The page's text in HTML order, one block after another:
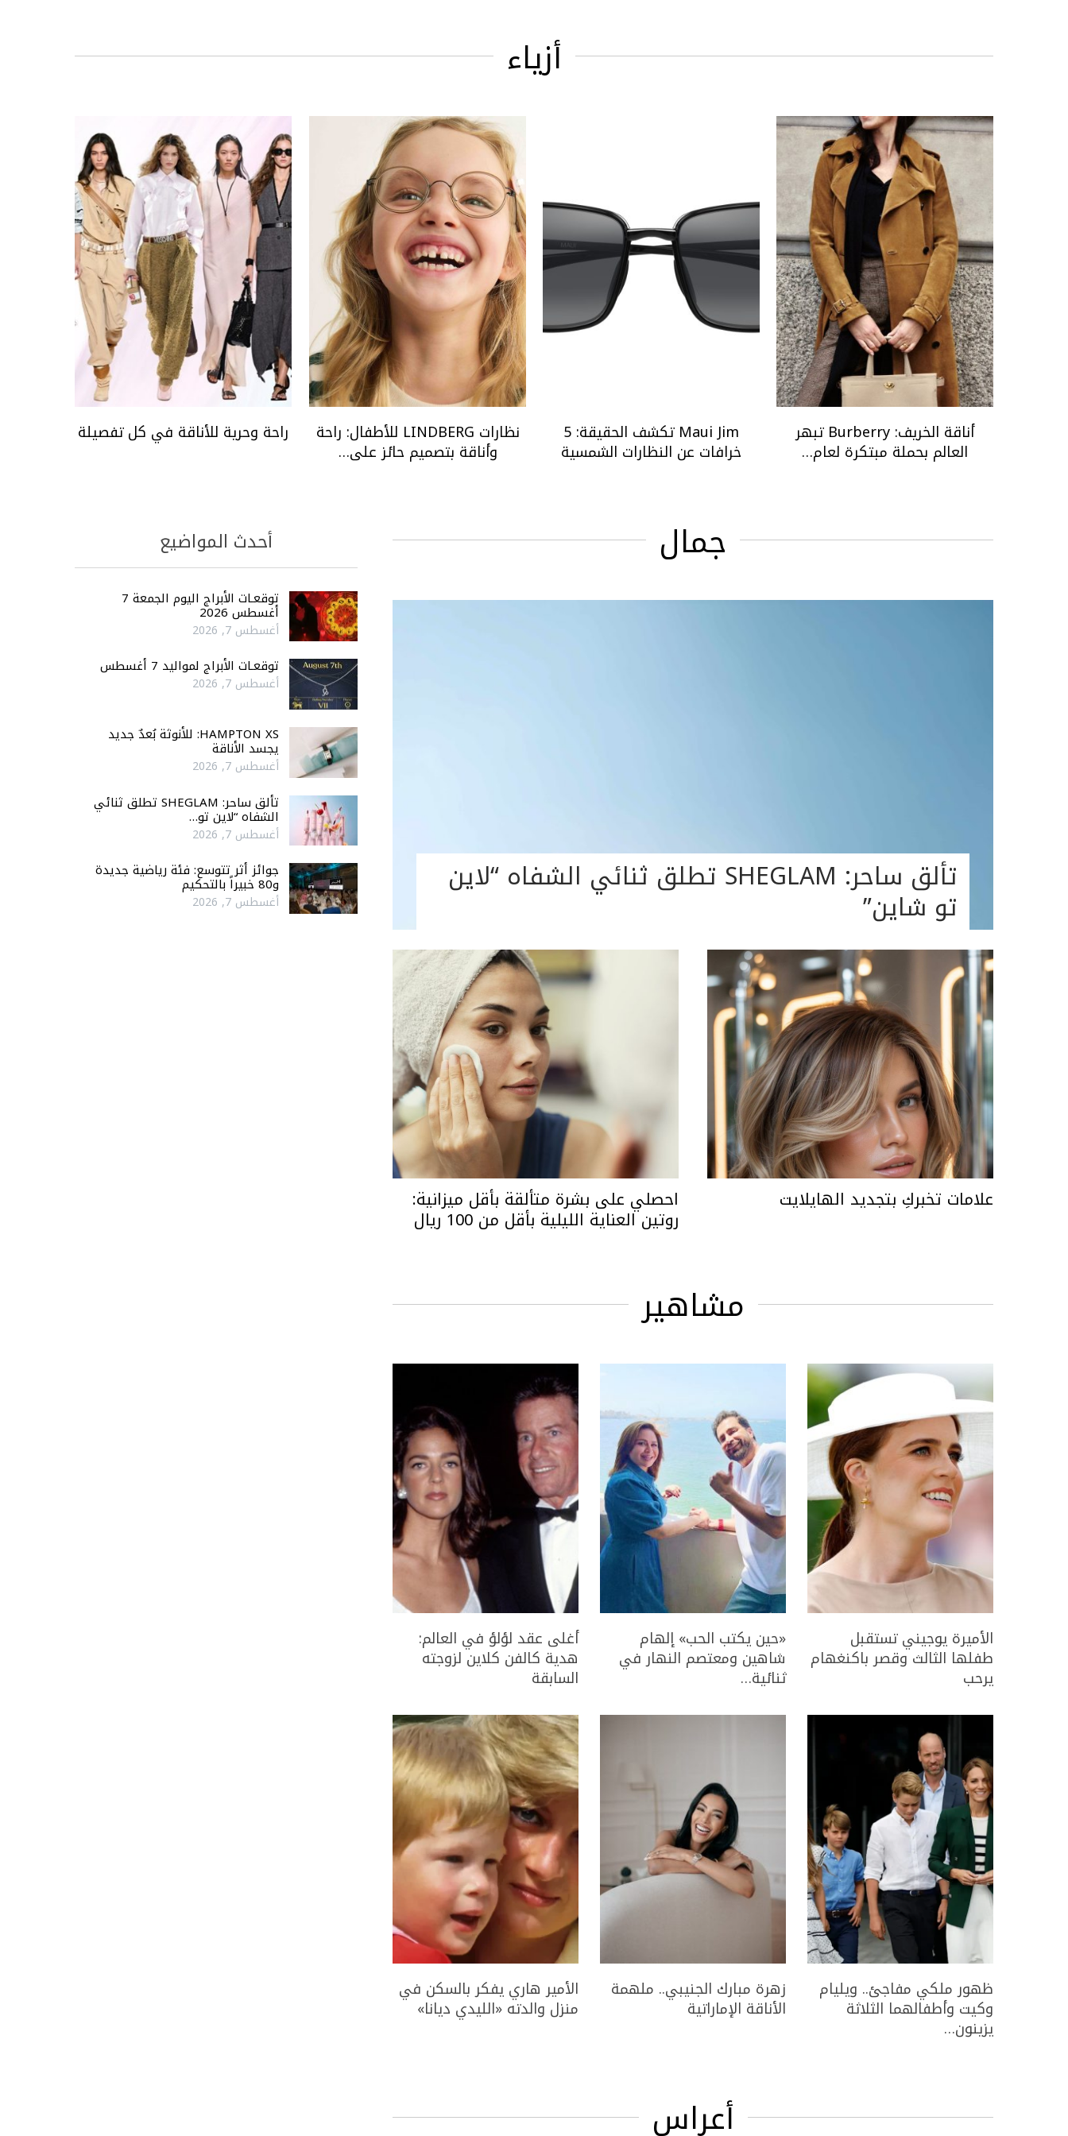
أزياء
أناقة الخريف: Burberry تبهر
العالم بحملة مبتكرة لعام…
Maui Jim تكشف الحقيقة: 5
خرافات عن النظارات الشمسية
نظارات LINDBERG للأطفال: راحة
وأناقة بتصميم حائز على…
راحة وحرية للأناقة في كل تفصيلة
جمال
تألق ساحر: SHEGLAM تطلق ثنائي الشفاه “لاين
تو شاين”
علامات تخبركِ بتجديد الهايلايت احصلي على بشرة متألقة بأقل ميزانية:
روتين العناية الليلية بأقل من 100 ريال
مشاهير
الأميرة يوجيني تستقبل
طفلها الثالث وقصر باكنغهام
يرحب
«حين يكتب الحب» إلهام
شاهين ومعتصم النهار في
ثنائية…
أغلى عقد لؤلؤ في العالم:
هدية كالفن كلاين لزوجته
السابقة
ظهور ملكي مفاجئ.. ويليام
وكيت وأطفالهما الثلاثة
يزينون…
زهرة مبارك الجنيبي.. ملهمة
الأناقة الإماراتية
الأمير هاري يفكر بالسكن في
منزل والدته «الليدي ديانا»
أعراس
أحدث المواضيع
توقعـات الأبراج اليوم الجمعة 7
أغسطس 2026
أغسطس 7, 2026
توقعـات الأبراج لمواليد 7 أغسطس
أغسطس 7, 2026
HAMPTON XS: للأنوثة بُعدٌ جديد
يجسد الأناقة
أغسطس 7, 2026
تألق ساحر: SHEGLAM تطلق ثنائي
الشفاه “لاين تو…
أغسطس 7, 2026
جوائز أثر تتوسع: فئة رياضية جديدة
و80 خبيراً بالتحكيم
أغسطس 7, 2026